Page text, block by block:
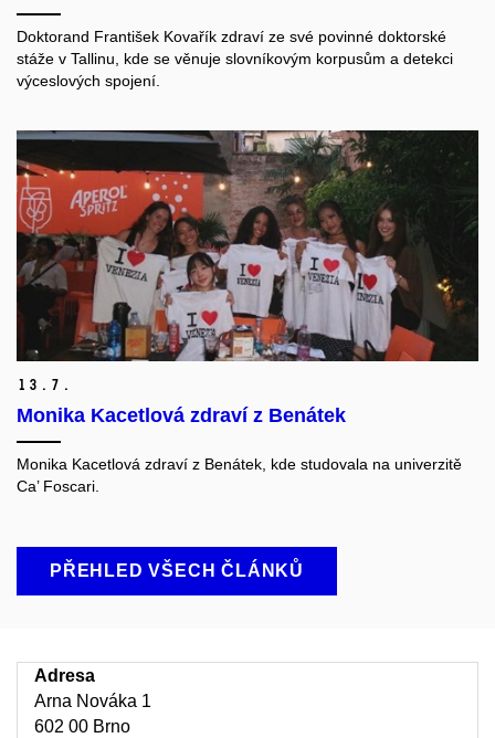
Doktorand František Kovařík zdraví ze své povinné doktorské
stáže v Tallinu, kde se věnuje slovníkovým korpusům a detekci
výceslových spojení.
13. 7.
Monika Kacetlová zdraví z Benátek
Monika Kacetlová zdraví z Benátek, kde studovala na univerzitě
Ca’ Foscari.
PŘEHLED VŠECH ČLÁNKŮ
Adresa
Arna Nováka 1
602 00 Brno